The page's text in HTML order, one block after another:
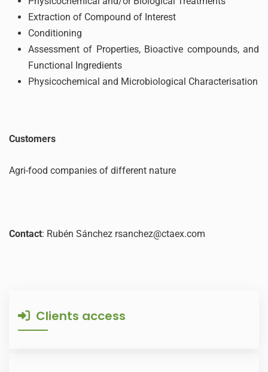
Extraction of Compound of Interest
Conditioning
Assessment of Properties, Bioactive compounds, and
Functional Ingredients
Physicochemical and Microbiological Characterisation
Customers
Agri-food companies of different nature
Contact: Rubén Sánchez rsanchez@ctaex.com
Clients access